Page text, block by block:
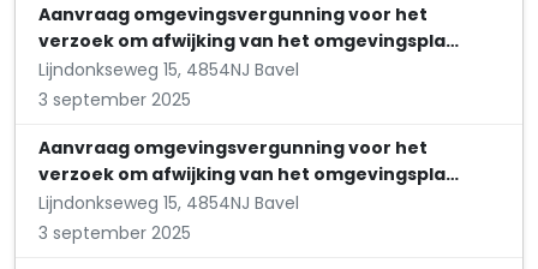
Aanvraag omgevingsvergunning voor het
verzoek om afwijking van het omgevingspla…
Lijndonkseweg 15, 4854NJ Bavel
3 september 2025
Aanvraag omgevingsvergunning voor het
verzoek om afwijking van het omgevingspla…
Lijndonkseweg 15, 4854NJ Bavel
3 september 2025